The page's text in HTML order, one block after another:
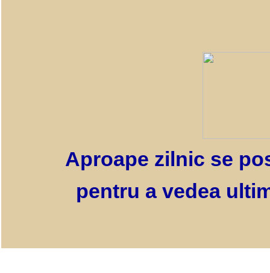
Aproape zilnic se
pentru a vedea